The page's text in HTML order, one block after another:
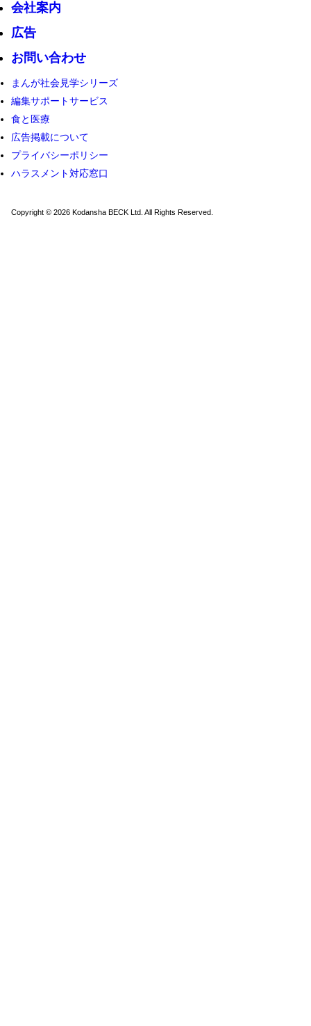
会社案内
広告
お問い合わせ
まんが社会見学シリーズ
編集サポートサービス
食と医療
広告掲載について
プライバシーポリシー
ハラスメント対応窓口
Copyright © 2026 Kodansha BECK Ltd. All Rights Reserved.